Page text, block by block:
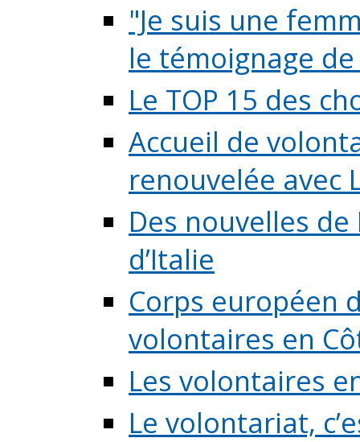
"Je suis une
le témoignage de
Le TOP 15 des
Accueil de
renouvelée avec
Des nouvelles
d’Italie
Corps européen
volontaires en
Les volontaires
Le volontariat,